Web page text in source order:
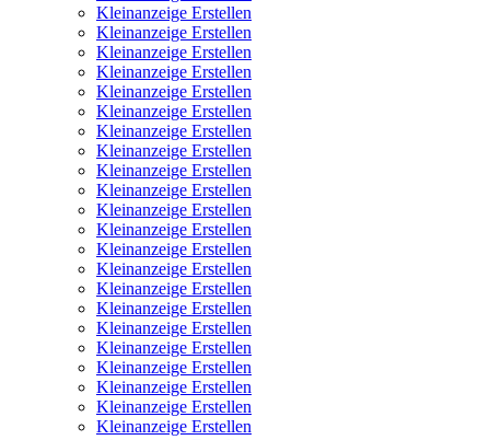
Kleinanzeige Erstellen
Kleinanzeige Erstellen
Kleinanzeige Erstellen
Kleinanzeige Erstellen
Kleinanzeige Erstellen
Kleinanzeige Erstellen
Kleinanzeige Erstellen
Kleinanzeige Erstellen
Kleinanzeige Erstellen
Kleinanzeige Erstellen
Kleinanzeige Erstellen
Kleinanzeige Erstellen
Kleinanzeige Erstellen
Kleinanzeige Erstellen
Kleinanzeige Erstellen
Kleinanzeige Erstellen
Kleinanzeige Erstellen
Kleinanzeige Erstellen
Kleinanzeige Erstellen
Kleinanzeige Erstellen
Kleinanzeige Erstellen
Kleinanzeige Erstellen